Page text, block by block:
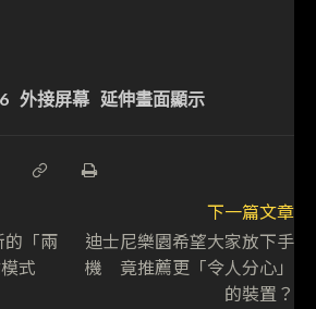
外接屏幕 延伸畫面顯示
「兩
式
下一篇文章
迪士尼樂園希望大家放下手
機 竟推薦更「令人分心」
的裝置？